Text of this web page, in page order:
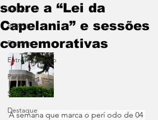
Política
BRASIL
Esporte
Entretenimento
Paraíba
SLIDER
Destaque
sobre a “Lei da
Capelania” e sessões
comemorativas
A semana que marca o perí odo de 04